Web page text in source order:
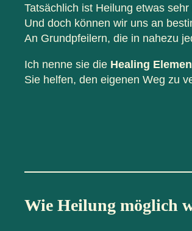
Tatsächlich ist Heilung etwas
Und doch können wir uns an
An Grundpfeilern, die in nahezu
Ich nenne sie die Healing
Sie helfen, den eigenen Weg zu
Wie Heilung möglich